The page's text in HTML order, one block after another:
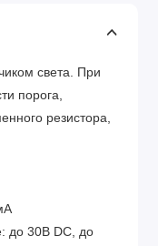
света. При
порога,
резистора,
до 30В DC, до